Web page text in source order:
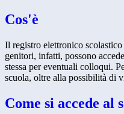
Cos'è
Il registro elettronico
genitori, infatti, possono
stessa per eventuali colloqui.
scuola, oltre alla possibilità di
Come si accede al